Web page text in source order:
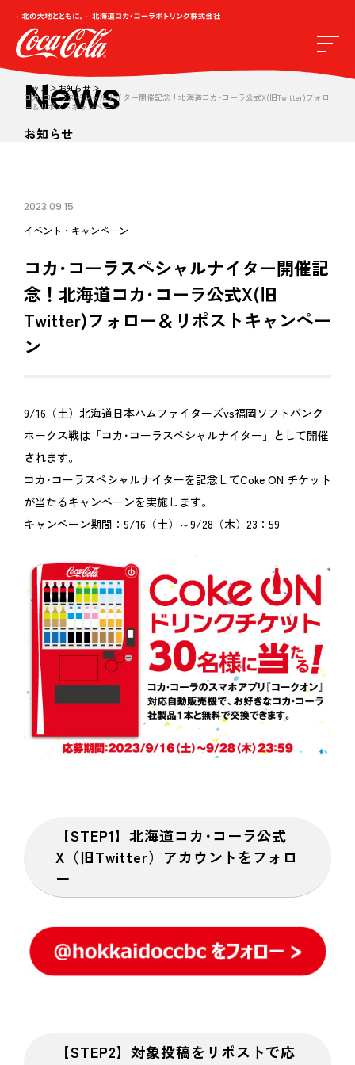
トップ
お知らせ
コカ･コーラスペシャルナイター開催記念！北海道コカ･コーラ公式X(旧Twitter)フォロ
ー＆リポストキャンペーン
News
お知らせ
2023.09.15
イベント・キャンペーン
コカ･コーラスペシャルナイター開催記
念！北海道コカ･コーラ公式X(旧
Twitter)フォロー＆リポストキャンペー
ン
9/16（土）北海道日本ハムファイターズvs福岡ソフトバンク
ホークス戦は「コカ･コーラスペシャルナイター」として開催
されます。
コカ･コーラスペシャルナイターを記念してCoke ON チケット
が当たるキャンペーンを実施します。
キャンペーン期間：9/16（土）～9/28（木）23：59
【STEP1】北海道コカ･コーラ公式
X（旧Twitter）アカウントをフォロ
ー
【STEP2】 対象投稿をリポストで応